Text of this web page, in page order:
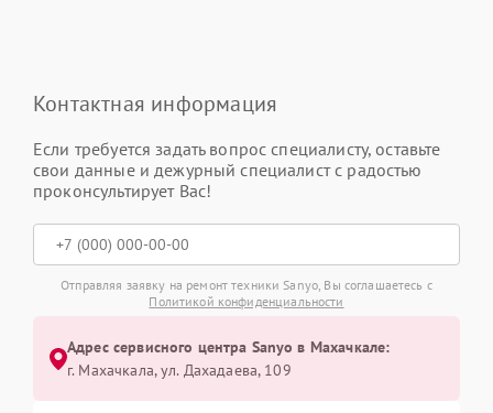
Контактная информация
Если требуется задать вопрос специалисту, оставьте
свои данные и дежурный специалист с радостью
проконсультирует Вас!
Отправляя заявку на ремонт техники Sanyo, Вы соглашаетесь с
Политикой конфиденциальности
Адрес сервисного центра Sanyo в Махачкале:
г. Махачкала, ул. Дахадаева, 109